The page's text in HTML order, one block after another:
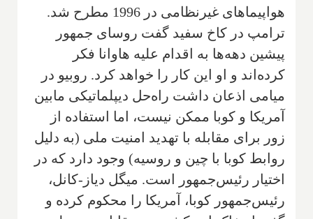
هواپیماهای غیرنظامی در 1996 مطرح شد.
ترامپ در کاخ سفید گفت روسای جمهور
پیشین دهه‌ها به اقدام علیه هاوانا فکر
کرده‌اند و او این کار را خواهد کرد. روبیو در
میامی اذعان داشت راه‌حل دیپلماتیکی مابین
آمریکا و کوبا ممکن نیست، اما استفاده از
زور برای مقابله با تهدید امنیت ملی (به دلیل
روابط کوبا با چین و روسیه) وجود دارد که در
اختیار رئیس‌جمهور است. میگل دیاز-کانل،
رئیس‌جمهور کوبا، آمریکا را محکوم کرده و